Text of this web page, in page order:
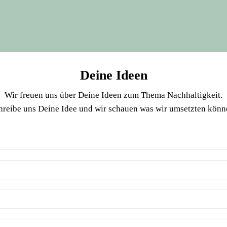
Deine Ideen
Wir freuen uns über Deine Ideen zum Thema Nachhaltigkeit.
uns Deine Idee und wir schauen was wir umsetzten